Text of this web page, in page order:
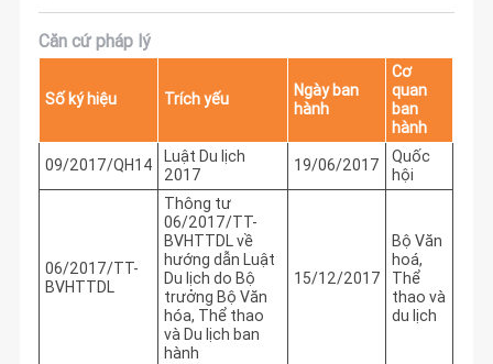
Căn cứ pháp lý
Số ký hiệu Trích yếu
Ngày ban
hành
Cơ
quan
ban
hành
09/2017/QH14
Luật Du lịch
2017
19/06/2017
Quốc
hội
06/2017/TT-
BVHTTDL
Thông tư
06/2017/TT-
BVHTTDL về
hướng dẫn Luật
Du lịch do Bộ
trưởng Bộ Văn
hóa, Thể thao
và Du lịch ban
hành
15/12/2017
Bộ Văn
hoá,
Thể
thao và
du lịch